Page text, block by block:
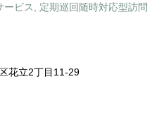
ービス, 定期巡回随時対応型訪問
花立2丁目11-29